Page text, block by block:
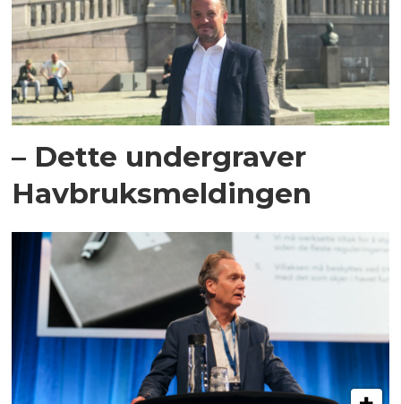
– Dette undergraver
Havbruksmeldingen